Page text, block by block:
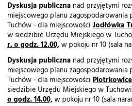
Dyskusja publiczna nad przyjętymi
miejscowego planu zagospodarowania
Tuchów - dla miejscowości Jodłówka
w siedzibie Urzędu Miejskiego w
r. o godz. 12.00,w pokoju nr 10 (sala
Dyskusja publiczna nad przyjętymi
miejscowego planu zagospodarowania
Tuchów - dla miejscowości Piotrkowice
siedzibie Urzędu Miejskiego w
o godz. 14.00,w pokoju nr 10 (sala